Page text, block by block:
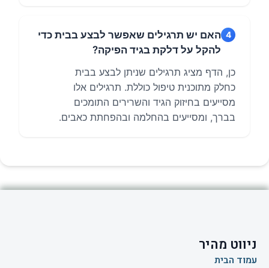
4 האם יש תרגילים שאפשר לבצע בבית כדי
להקל על דלקת בגיד הפיקה?
כן, הדף מציג תרגילים שניתן לבצע בבית
כחלק מתוכנית טיפול כוללת. תרגילים אלו
מסייעים בחיזוק הגיד והשרירים התומכים
בברך, ומסייעים בהחלמה ובהפחתת כאבים.
ניווט מהיר
עמוד הבית